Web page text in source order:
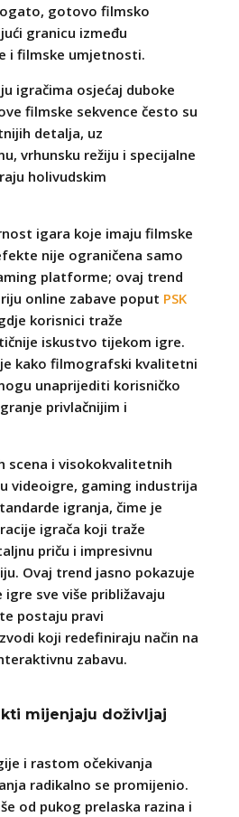
gotovo filmsko
granicu između
i filmske umjetnosti.
igračima osjećaj duboke
filmske sekvence često su
detalja, uz
vrhunsku režiju i specijalne
holivudskim
igara koje imaju filmske
nije ograničena samo
platforme; ovaj trend
online zabave poput PSK
korisnici traže
iskustvo tijekom igre.
je kako filmografski kvalitetni
unaprijediti korisničko
privlačnijim i
scena i visokokvalitetnih
videoigre, gaming industrija
igranja, čime je
igrača koji traže
priču i impresivnu
Ovaj trend jasno pokazuje
igre sve više približavaju
postaju pravi
koji redefiniraju način na
zabavu.
mijenjaju doživljaj
i rastom očekivanja
radikalno se promijenio.
od pukog prelaska razina i